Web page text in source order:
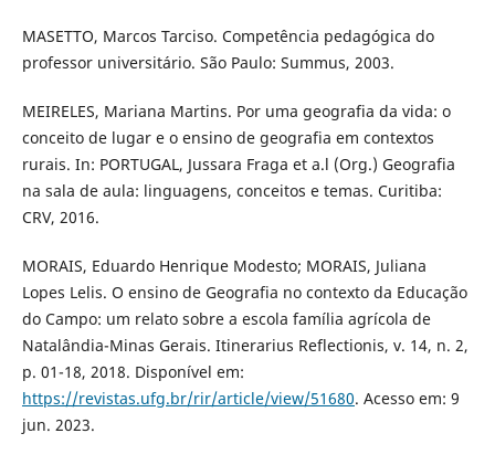
MASETTO, Marcos Tarciso. Competência pedagógica do
professor universitário. São Paulo: Summus, 2003.
MEIRELES, Mariana Martins. Por uma geografia da vida: o
conceito de lugar e o ensino de geografia em contextos
rurais. In: PORTUGAL, Jussara Fraga et a.l (Org.) Geografia
na sala de aula: linguagens, conceitos e temas. Curitiba:
CRV, 2016.
MORAIS, Eduardo Henrique Modesto; MORAIS, Juliana
Lopes Lelis. O ensino de Geografia no contexto da Educação
do Campo: um relato sobre a escola família agrícola de
Natalândia-Minas Gerais. Itinerarius Reflectionis, v. 14, n. 2,
p. 01-18, 2018. Disponível em:
https://revistas.ufg.br/rir/article/view/51680. Acesso em: 9
jun. 2023.